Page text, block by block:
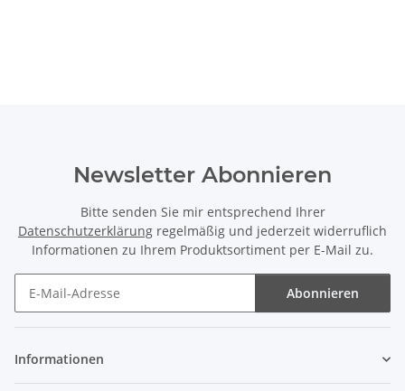
Newsletter Abonnieren
Bitte senden Sie mir entsprechend Ihrer
Datenschutzerklärung regelmäßig und jederzeit widerruflich
Informationen zu Ihrem Produktsortiment per E-Mail zu.
Abonnieren
Informationen